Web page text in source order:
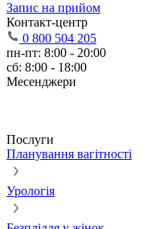
Запис на прийом
Контакт-центр
0 800 504 205
пн-пт: 8:00 - 20:00
сб: 8:00 - 18:00
Месенджери
Послуги
Планування вагітності
Урологія